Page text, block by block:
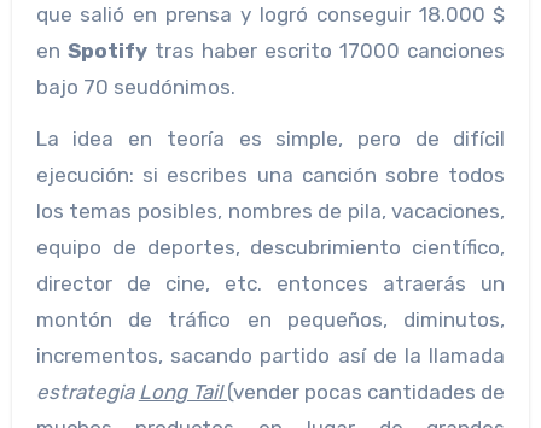
que salió en prensa y logró conseguir 18.000 $
en Spotifytras haber escrito 17000 canciones
bajo 70 seudónimos.
La idea en teoría es simple, pero de difícil
ejecución: si escribes una canción sobre todos
los temas posibles, nombres de pila, vacaciones,
equipo de deportes, descubrimiento científico,
director de cine, etc. entonces atraerás un
montón de tráfico en pequeños, diminutos,
incrementos, sacando partido así de la llamada
estrategia Long Tail(vender pocas cantidades de